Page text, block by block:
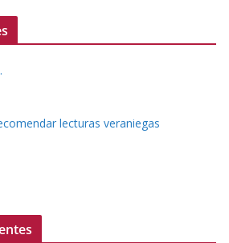
lecturas veraniegas